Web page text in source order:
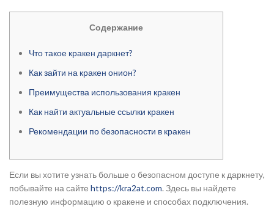
Содержание
Что такое кракен даркнет?
Как зайти на кракен онион?
Преимущества использования кракен
Как найти актуальные ссылки кракен
Рекомендации по безопасности в кракен
Если вы хотите узнать больше о безопасном доступе к даркнету,
побывайте на сайте https://kra2at.com. Здесь вы найдете
полезную информацию о кракене и способах подключения.